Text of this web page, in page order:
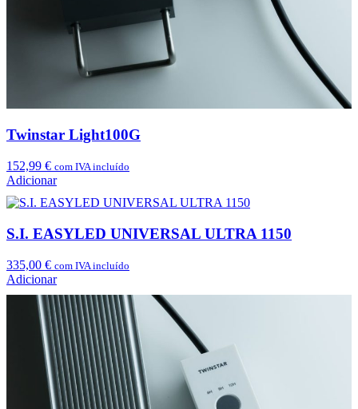
Twinstar Light100G
152,99 € com IVA incluído
Adicionar
S.I. EASYLED UNIVERSAL ULTRA 1150
335,00 € com IVA incluído
Adicionar